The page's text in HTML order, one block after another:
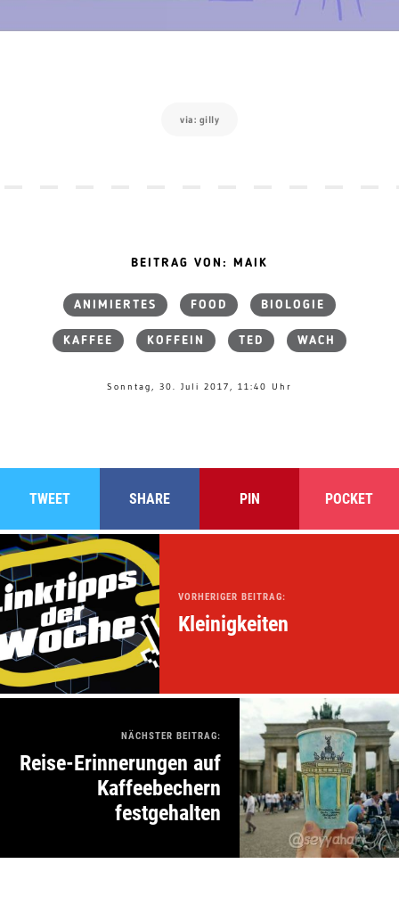
via: gilly
BEITRAG VON: MAIK
ANIMIERTES FOOD BIOLOGIE
KAFFEE KOFFEIN TED WACH
Sonntag, 30. Juli 2017, 11:40 Uhr
TWEET SHARE PIN POCKET
VORHERIGER BEITRAG:
Kleinigkeiten
NÄCHSTER BEITRAG:
Reise-Erinnerungen auf
Kaffeebechern
festgehalten